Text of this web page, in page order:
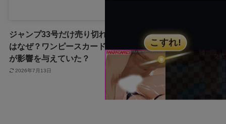
ジャンプ33号だけ売り切れ
はなぜ？ワンピースカード
が影響を与えていた？
2026年7月13日
声にならない愛は最終話や
ネタバレは？最後まで見る
方法も！
2026年7月3日